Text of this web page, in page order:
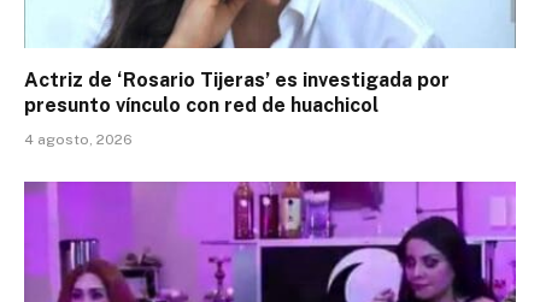
Actriz de ‘Rosario Tijeras’ es investigada por
presunto vínculo con red de huachicol
4 agosto, 2026